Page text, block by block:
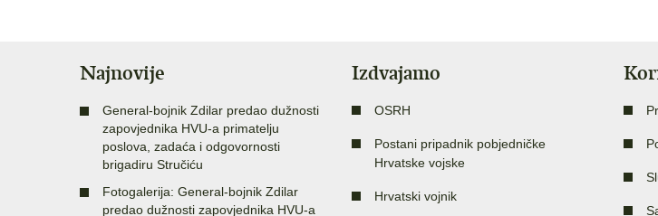
Najnovije
General-bojnik Zdilar predao dužnosti
zapovjednika HVU-a primatelju
poslova, zadaća i odgovornosti
brigadiru Stručiću
Fotogalerija: General-bojnik Zdilar
predao dužnosti zapovjednika HVU-a
Izdvajamo
OSRH
Postani pripadnik pobjedničke
Hrvatske vojske
Hrvatski vojnik